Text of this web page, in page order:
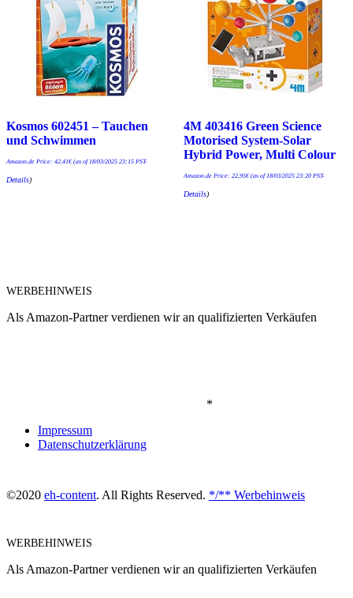
Kosmos 602451 – Tauchen
und Schwimmen
Amazon.de Price: 42,41€(as of 18/03/2025 23:15 PST-
Details)
4M 403416 Green Science
Motorised System-Solar
Hybrid Power, Multi Colour
Amazon.de Price: 22,95€(as of 18/03/2025 23:20 PST-
Details)
WERBEHINWEIS
Als Amazon-Partner verdienen wir an qualifizierten Verkäufen
*
Impressum
Datenschutzerklärung
©2020 eh-content. All Rights Reserved. */** Werbehinweis
WERBEHINWEIS
Als Amazon-Partner verdienen wir an qualifizierten Verkäufen